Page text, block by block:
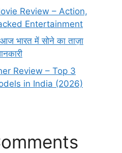
Review – Action,
Entertainment
भारत में सोने का ताज़ा
Review – Top 3
in India (2026)